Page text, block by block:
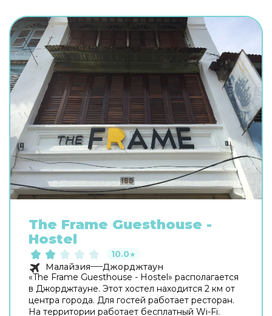
The Frame Guesthouse -
Hostel
10.0★
Малайзия
Джорджтаун
«The Frame Guesthouse - Hostel» располагается
в Джорджтауне. Этот хостел находится 2 км от
центра города. Для гостей работает ресторан.
На территории работает бесплатный Wi-Fi.